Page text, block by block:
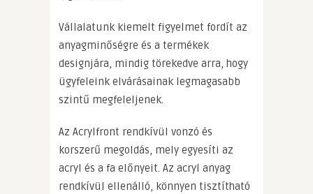
Vállalatunk kiemelt figyelmet fordít az
anyagminőségre és a termékek
designjára, mindig törekedve arra, hogy
ügyfeleink elvárásainak legmagasabb
szintű megfeleljenek.
Az Acrylfront rendkívül vonzó és
korszerű megoldás, mely egyesíti az
acryl és a fa előnyeit. Az acryl anyag
rendkívül ellenálló, könnyen tisztítható